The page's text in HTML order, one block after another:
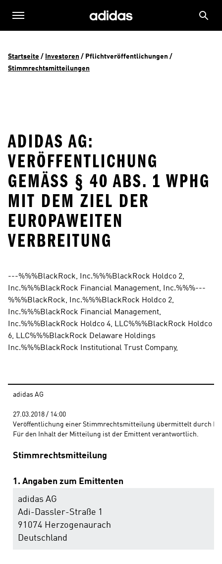
Startseite / Investoren / Pflichtveröffentlichungen
Stimmrechtsmitteilungen
ADIDAS AG:
VERÖFFENTLICHUNG
GEMÄSS § 40 ABS. 1 WPHG M
IT DEM ZIEL DER E
UROPAWEITEN V
ERBREITUNG
---%%%BlackRock, Inc.%%%BlackRock Holdco 2,
Inc.%%%BlackRock Financial Management, Inc.%%%---
%%%BlackRock, Inc.%%%BlackRock Holdco 2,
Inc.%%%BlackRock Financial Management,
Inc.%%%BlackRock Holdco 4, LLC%%%BlackRock Holdco
6, LLC%%%BlackRock Delaware Holdings
Inc.%%%BlackRock Institutional Trust Company,
adidas AG
27.03.2018 / 14:00
Veröffentlichung einer Stimmrechtsmitteilung übermittelt durch
Für den Inhalt der Mitteilung ist der Emittent verantwortlich.
Stimmrechtsmitteilung
1. Angaben zum Emittenten
adidas AG
Adi-Dassler-Straße 1
91074 Herzogenaurach
Deutschland